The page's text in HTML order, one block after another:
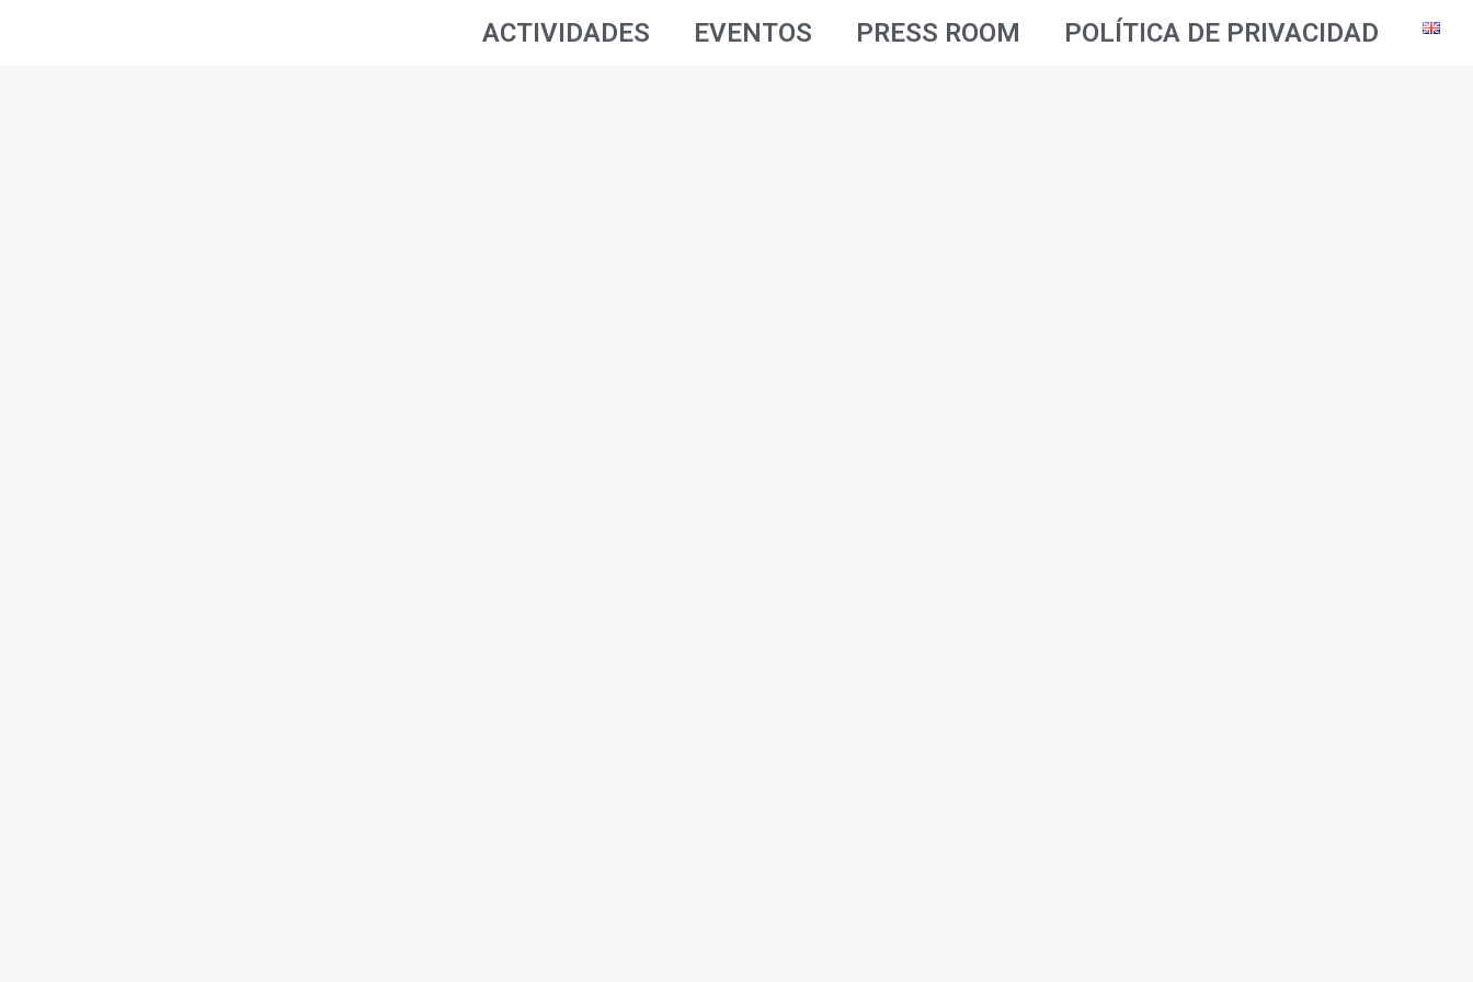
ACTIVIDADES EVENTOS PRESS ROOM POLÍTICA DE PRIVACIDAD